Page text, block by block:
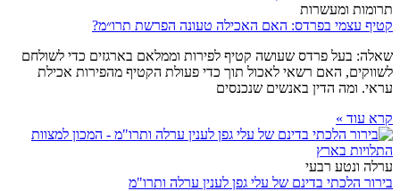
תרומות ומעשרות
קטיף עצמי בפרדס: האם האכילה טעונה הפרשת תרו״מ?
שאלה: בעל פרדס שעושה קטיף לפירות וממלאם בארגזים כדי לשולחם
לשווקים, האם רשאי לאכול תוך כדי פעולת הקטיף מהפירות אכילת
עראי. ומה הדין באנשים שנכנסים
קרא עוד »
ערלה ונטע רבעי
בירור הלכתי בדינם של עלי גפן לענין ערלה ותרו"מ